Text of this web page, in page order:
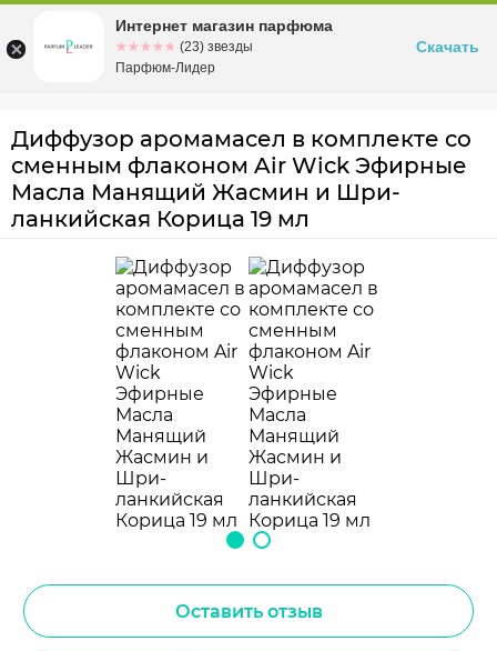
Омскул. Заозерная, 11, к. 1
Диффузор аромамасел в комплекте со
сменным флаконом Air Wick Эфирные
Масла Манящий Жасмин и Шри-
ланкийская Корица 19 мл
Оставить отзыв
Интернет магазин парфюма
☆☆☆☆☆
★★★★★ (23) звезды
Парфюм-Лидер
Скачать